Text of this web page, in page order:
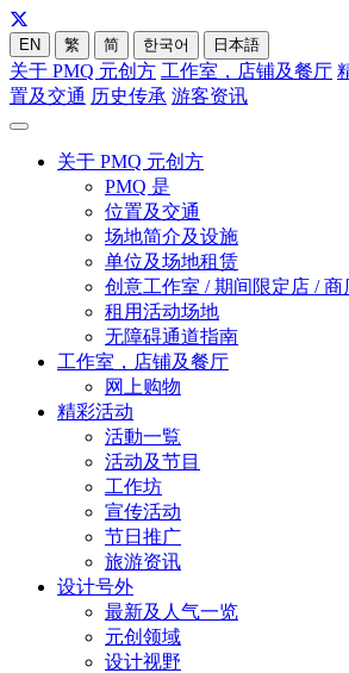
EN 繁 简 한국어 日本語
关于 PMQ 元创方 工作室，店铺及餐厅
置及交通 历史传承 游客资讯
关于 PMQ 元创方
PMQ 是
位置及交通
场地简介及设施
单位及场地租赁
创意工作室 / 期间限定店 / 商
租用活动场地
无障碍通道指南
工作室，店铺及餐厅
网上购物
精彩活动
活動一覧
活动及节目
工作坊
宣传活动
节日推广
旅游资讯
设计号外
最新及人气一览
元创领域
设计视野